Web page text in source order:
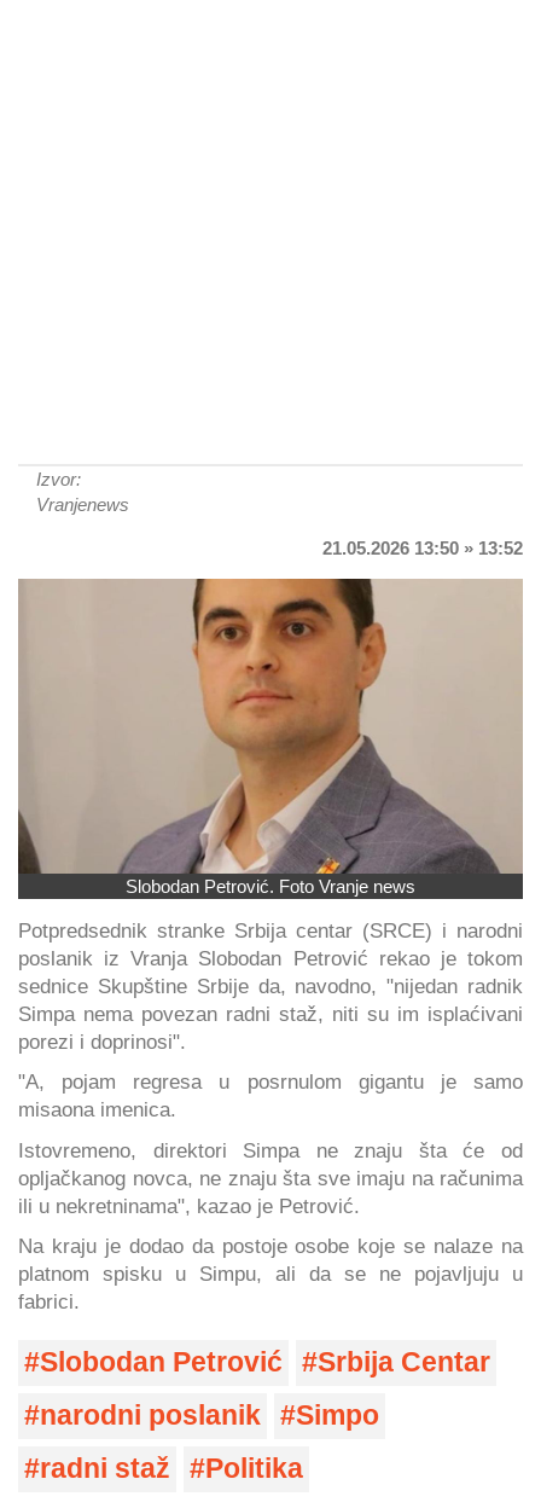
Izvor:
Vranjenews
21.05.2026 13:50 » 13:52
Slobodan Petrović. Foto Vranje news
Potpredsednik stranke Srbija centar (SRCE) i narodni
poslanik iz Vranja Slobodan Petrović rekao je tokom
sednice Skupštine Srbije da, navodno, "nijedan radnik
Simpa nema povezan radni staž, niti su im isplaćivani
porezi i doprinosi".
"A, pojam regresa u posrnulom gigantu je samo
misaona imenica.
Istovremeno, direktori Simpa ne znaju šta će od
opljačkanog novca, ne znaju šta sve imaju na računima
ili u nekretninama", kazao je Petrović.
Na kraju je dodao da postoje osobe koje se nalaze na
platnom spisku u Simpu, ali da se ne pojavljuju u
fabrici.
Slobodan Petrović
Srbija Centar
narodni poslanik
Simpo
radni staž
Politika